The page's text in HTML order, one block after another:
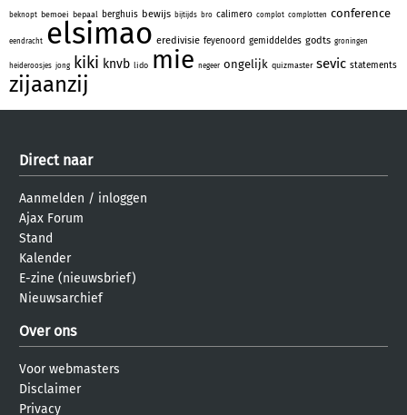
beknopt bemoei bepaal berghuis bewijs bijtijds bro calimero complot complotten conference
eendracht elsimao eredivisie feyenoord gemiddeldes godts groningen
heideroosjes jong kiki knvb lido mie negeer ongelijk quizmaster sevic statements
zijaanzij
Direct naar
Aanmelden / inloggen
Ajax Forum
Stand
Kalender
E-zine (nieuwsbrief)
Nieuwsarchief
Over ons
Voor webmasters
Disclaimer
Privacy